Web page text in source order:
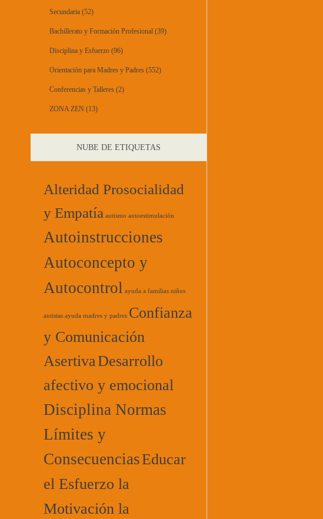
Secundaria (52)
Bachillerato y Formación Profesional (39)
Disciplina y Esfuerzo (96)
Orientación para Madres y Padres (552)
Conferencias y Talleres (2)
ZONA ZEN (13)
NUBE DE ETIQUETAS
Alteridad Prosocialidad
y Empatía autismo autoestimulación
Autoinstrucciones
Autoconcepto y
Autocontrol ayuda a familias niños
autistas ayuda madres y padres Confianza
y Comunicación
AsertivaDesarrollo
afectivo y emocional
Disciplina Normas
Límites y
ConsecuenciasEducar
el Esfuerzo la
Motivación la